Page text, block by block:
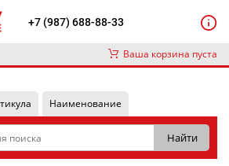
+7 (987) 688-88-33
Ваша корзина пуста
Наименование